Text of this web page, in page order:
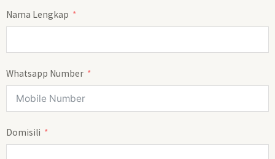
Nama Lengkap
Whatsapp Number
Domisili